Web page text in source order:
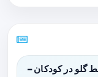
گلو در کودکان –